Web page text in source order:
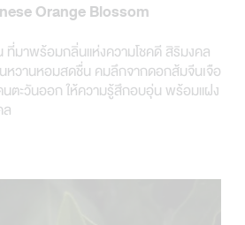
Orange Blossom
ที่มาพร้อมกลิ่นแห่งความโชคดี สิริมงคล
หวานหอมสดชื่น คมลึกจากดอกส้มจีนเจือ
ตะวันออก ให้ความรู้สึกอบอุ่น พร้อมแฝง